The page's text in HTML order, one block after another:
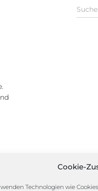
Cookie-
Technologien wie
S
u